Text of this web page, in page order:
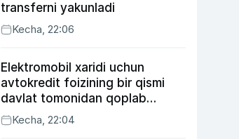
transferni yakunladi
Kecha, 22:06
Elektromobil xaridi uchun
avtokredit foizining bir qismi
davlat tomonidan qoplab
berilishi mumkin
Kecha, 22:04